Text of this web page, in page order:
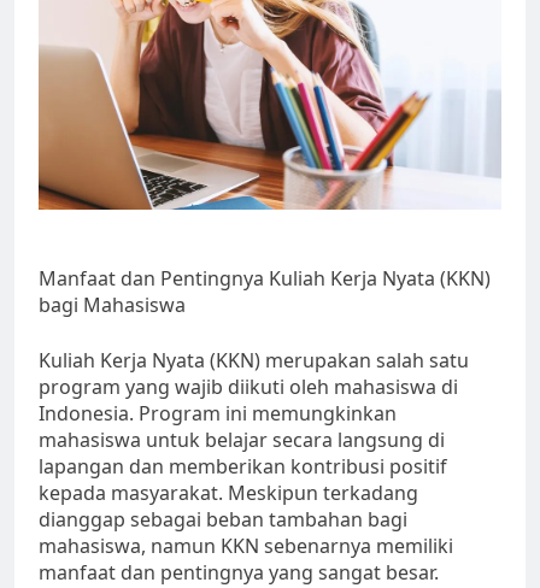
Manfaat dan Pentingnya Kuliah Kerja Nyata (KKN)
bagi Mahasiswa
Kuliah Kerja Nyata (KKN) merupakan salah satu
program yang wajib diikuti oleh mahasiswa di
Indonesia. Program ini memungkinkan
mahasiswa untuk belajar secara langsung di
lapangan dan memberikan kontribusi positif
kepada masyarakat. Meskipun terkadang
dianggap sebagai beban tambahan bagi
mahasiswa, namun KKN sebenarnya memiliki
manfaat dan pentingnya yang sangat besar.